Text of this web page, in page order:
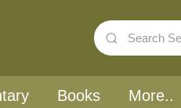
Books More..